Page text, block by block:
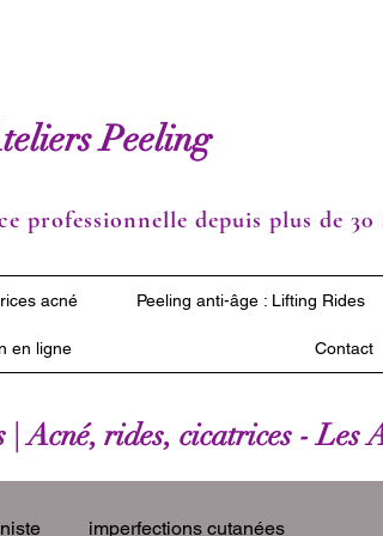
Peeling
professionnelle depuis plus de 30
acné Peeling anti-âge : Lifting Rides
en ligne Contact
Acné, rides, cicatrices - Les
imperfections cutanées